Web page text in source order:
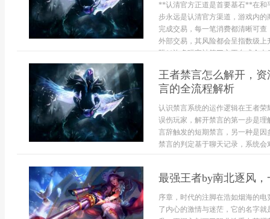
**认清官方正道是首要基石**在和
步永远是认清官方渠道，游戏内
完成交易，每一笔消费都清晰可
外部交易，其风险都会呈指数级
阱**许多玩家被第三方平台或个人
王者禁言怎么解开，
言的全流程解析
认识禁言系统的运作逻辑在王者
误伤玩家，解开禁言的第一步是
言辞触发的短期禁言，另一种是
禁言的判定基于聊天记录，系统
最强王者by南北逐风
序章，时代的注脚在浩如烟海的
了内心的激情与迷茫，它的名字